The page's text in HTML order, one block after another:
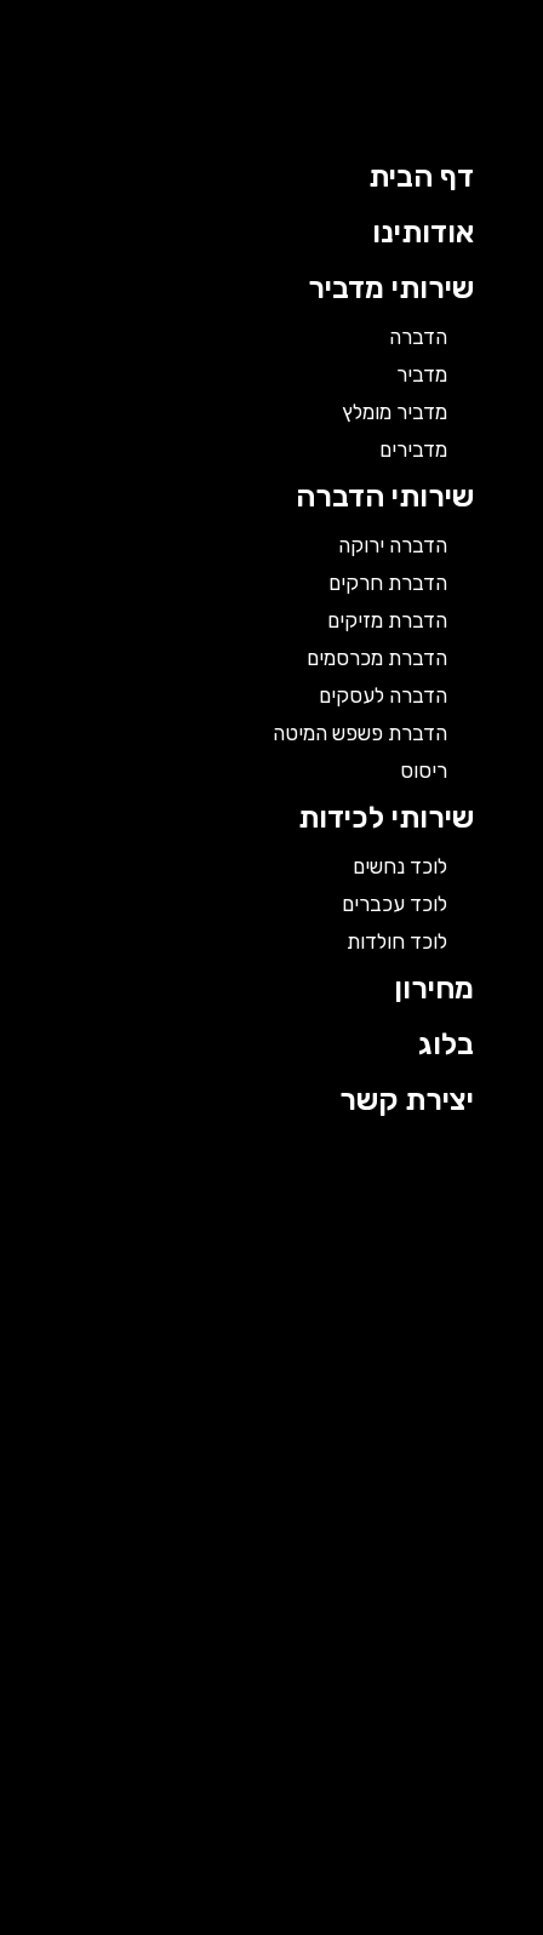
דף הבית
אודותינו
שירותי מדביר
הדברה
מדביר
מדביר מומלץ
מדבירים
שירותי הדברה
הדברה ירוקה
הדברת חרקים
הדברת מזיקים
הדברת מכרסמים
הדברה לעסקים
הדברת פשפש המיטה
ריסוס
שירותי לכידות
לוכד נחשים
לוכד עכברים
לוכד חולדות
מחירון
בלוג
יצירת קשר